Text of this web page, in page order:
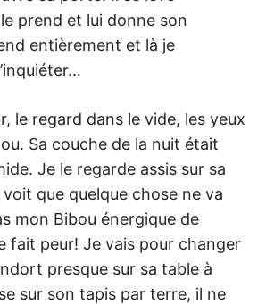
prend et lui donne son
entièrement et là je
le regard dans le vide, les yeux
Sa couche de la nuit était
Je le regarde assis sur sa
que quelque chose ne va
mon Bibou énergique de
fait peur! Je vais pour changer
presque sur sa table à
sur son tapis par terre, il ne